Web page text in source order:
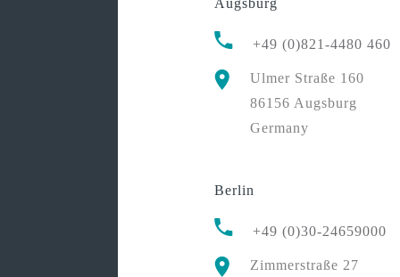
Augsburg
+49 (0)821-4480 460
Ulmer Straße 160
86156 Augsburg
Germany
Berlin
+49 (0)30-24659000
Zimmerstraße 27